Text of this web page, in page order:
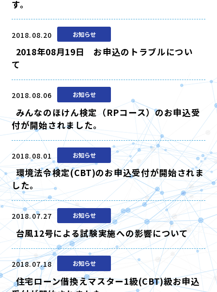
す。
2018.08.20 お知らせ
2018年08月19日 お申込のトラブルについ
て
2018.08.06 お知らせ
みんなのほけん検定（RPコース）のお申込受
付が開始されました。
2018.08.01 お知らせ
環境法令検定(CBT)のお申込受付が開始されま
した。
2018.07.27 お知らせ
台風12号による試験実施への影響について
2018.07.18 お知らせ
住宅ローン借換えマスター1級(CBT)級お申込